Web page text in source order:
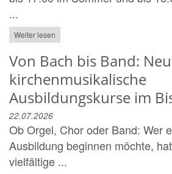
...
Weiter lesen
Von Bach bis Band:
kirchenmusikalische
Ausbildungskurse im
22.07.2026
Ob Orgel, Chor oder Band: Wer
Ausbildung beginnen möchte,
vielfältige ...